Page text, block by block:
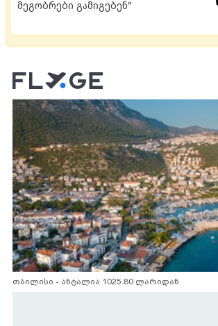
მეგობრები გამიგებენ"
თბილისი - ანტალია 1025.80 ლარიდან